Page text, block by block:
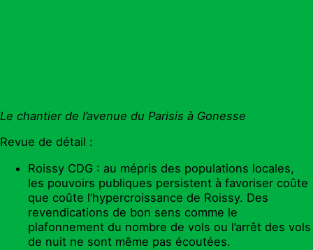
Le chantier de l’avenue du Parisis à Gonesse
Revue de détail :
Roissy CDG : au mépris des populations locales,
les pouvoirs publiques persistent à favoriser coûte
que coûte l’hypercroissance de Roissy. Des
revendications de bon sens comme le
plafonnement du nombre de vols ou l’arrêt des vols
de nuit ne sont même pas écoutées.